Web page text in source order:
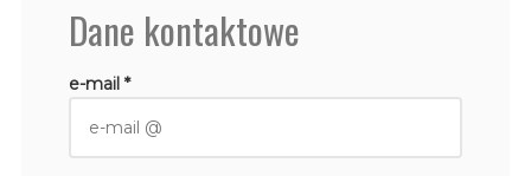
Dane kontaktowe
e-mail *